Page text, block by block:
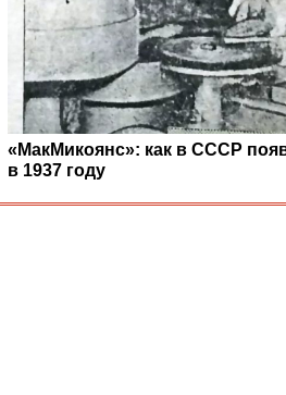
«МакМикоянс»: как в СССР
в 1937 году